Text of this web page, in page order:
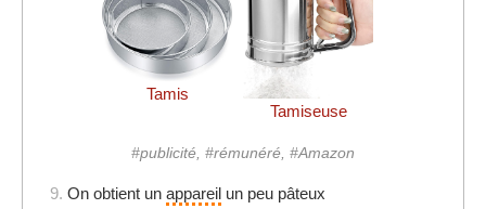
Tamis
Tamiseuse
#publicité, #rémunéré, #Amazon
9. On obtient un appareil un peu pâteux